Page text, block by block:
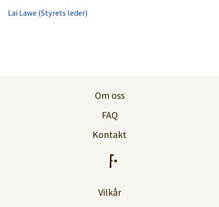
Lai Lawe (Styrets leder)
Om oss
FAQ
Kontakt
Vilkår